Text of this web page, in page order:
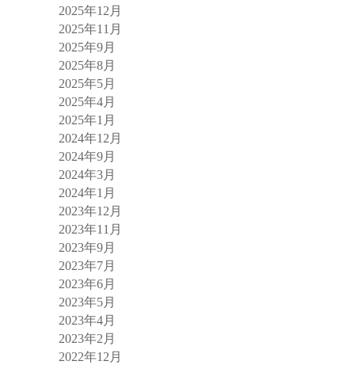
2025年12月
2025年11月
2025年9月
2025年8月
2025年5月
2025年4月
2025年1月
2024年12月
2024年9月
2024年3月
2024年1月
2023年12月
2023年11月
2023年9月
2023年7月
2023年6月
2023年5月
2023年4月
2023年2月
2022年12月